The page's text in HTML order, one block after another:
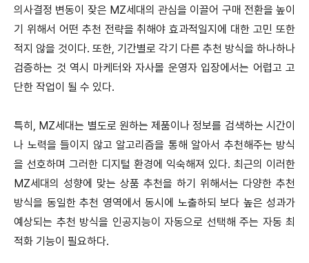
의사결정 변동이 잦은 MZ세대의 관심을 이끌어 구매 전환을 높이
기 위해서 어떤 추천 전략을 취해야 효과적일지에 대한 고민 또한
적지 않을 것이다. 또한, 기간별로 각기 다른 추천 방식을 하나하나
검증하는 것 역시 마케터와 자사몰 운영자 입장에서는 어렵고 고
단한 작업이 될 수 있다.
특히, MZ세대는 별도로 원하는 제품이나 정보를 검색하는 시간이
나 노력을 들이지 않고 알고리즘을 통해 알아서 추천해주는 방식
을 선호하며 그러한 디지털 환경에 익숙해져 있다. 최근의 이러한
MZ세대의 성향에 맞는 상품 추천을 하기 위해서는 다양한 추천
방식을 동일한 추천 영역에서 동시에 노출하되 보다 높은 성과가
예상되는 추천 방식을 인공지능이 자동으로 선택해 주는 자동 최
적화 기능이 필요하다.